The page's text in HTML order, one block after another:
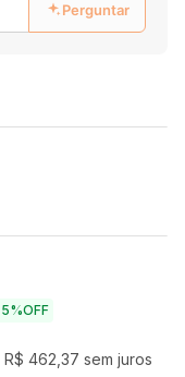
Perguntar
5%OFF
R$ 462 37 sem juros